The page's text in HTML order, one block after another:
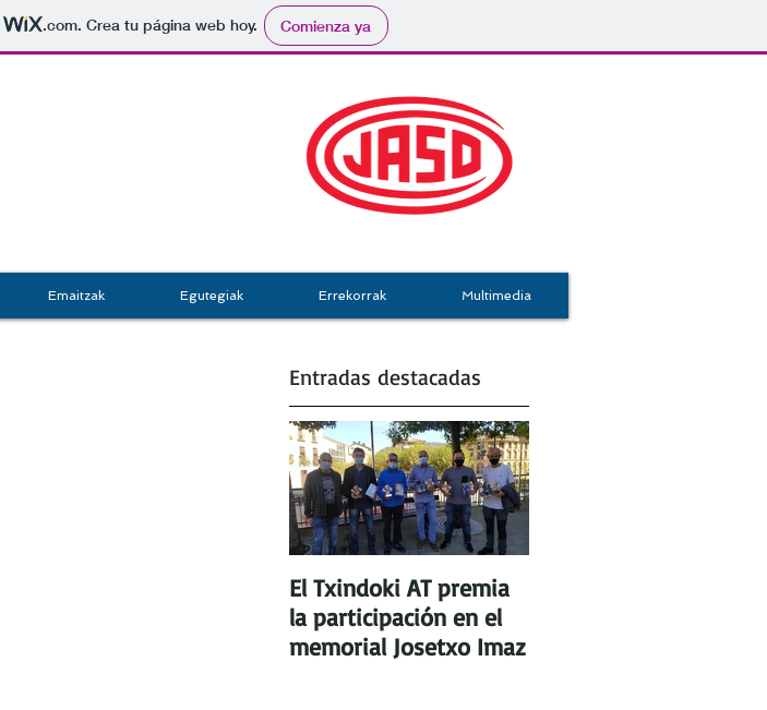
.com. Crea tu página web hoy. Comienza ya
Entradas destacadas
El Txindoki AT premia
la participación en el
memorial Josetxo Imaz
Emaitzak Egutegiak Errekorrak Multimedia